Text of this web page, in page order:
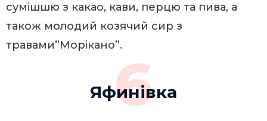
сумішшю з какао, кави, перцю та пива, а
також молодий козячий сир з
травами”Морікано”.
6
Яфинівка